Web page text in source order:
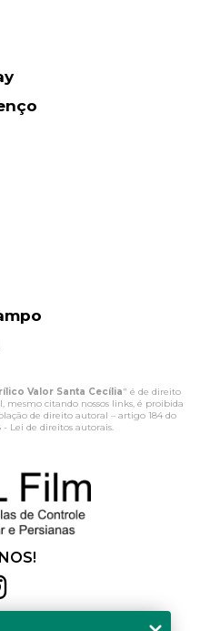
Valor Santa Cecília" é de direito
mesmo citando nossos links, é proibida
de direito autoral – artigo 184 do
- Lei de direitos autorais.